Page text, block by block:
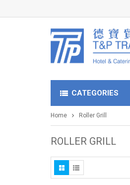
CATEGORIES
Home Roller Grill
ROLLER GRILL